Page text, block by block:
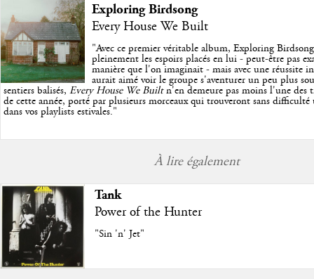
Exploring Birdsong
Every House We Built
"Avec ce premier véritable album, Exploring
pleinement les espoirs placés en lui - peut-être pas
manière que l'on imaginait - mais avec une réussite
aurait aimé voir le groupe s'aventurer un peu plus
sentiers balisés, Every House We Builtn'en demeure pas moins l'une des
de cette année, porté par plusieurs morceaux qui trouveront sans difficulté
dans vos playlists estivales."
À lire également
Tank
Power of the Hunter
"Sin 'n' Jet"